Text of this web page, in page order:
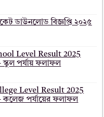
ডাউনলোড বিজ্ঞপ্তি ২০২৫
Level Result 2025
পর্যায় ফলাফল
Level Result 2025
পর্যায়ের ফলাফল